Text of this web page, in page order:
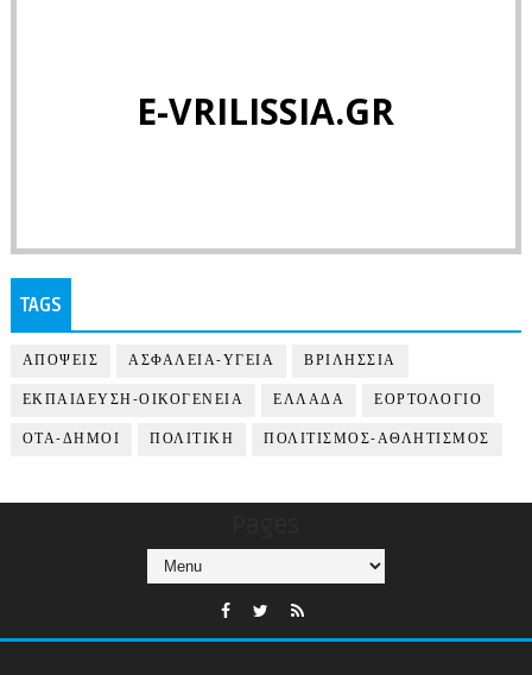
E-VRILISSIA.GR
TAGS
ΑΠΟΨΕΙΣ ΑΣΦΑΛΕΙΑ-ΥΓΕΙΑ ΒΡΙΛΗΣΣΙΑ
ΕΚΠΑΙΔΕΥΣΗ-ΟΙΚΟΓΕΝΕΙΑ ΕΛΛΑΔΑ ΕΟΡΤΟΛΟΓΙΟ
ΟΤΑ-ΔΗΜΟΙ ΠΟΛΙΤΙΚΗ ΠΟΛΙΤΙΣΜΟΣ-ΑΘΛΗΤΙΣΜΟΣ